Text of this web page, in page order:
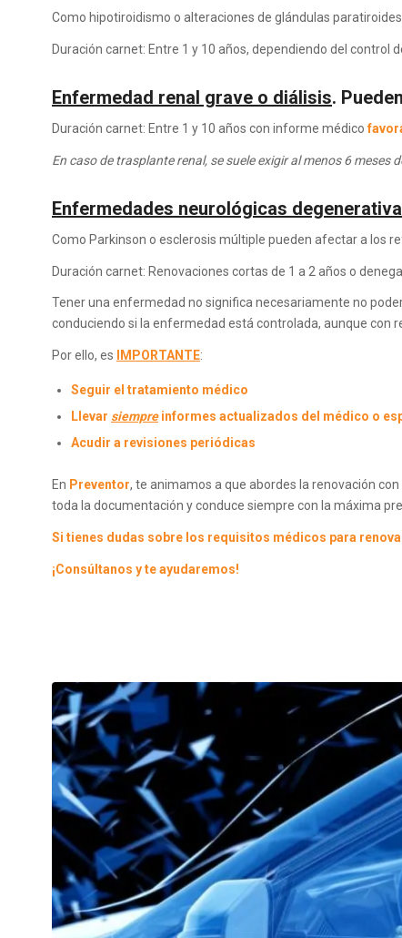
Como hipotiroidismo o alteraciones de glándulas
Duración carnet: Entre 1 y 10 años, dependiendo del control
Enfermedad renal grave o diálisis.
Duración carnet: Entre 1 y 10 años con informe médico
En caso de trasplante renal, se suele exigir al menos 6 meses
Enfermedades neurológicas
Como Parkinson o esclerosis múltiple pueden afectar a los
Duración carnet: Renovaciones cortas de 1 a 2 años o
Tener una enfermedad no significa necesariamente no
conduciendo si la enfermedad está controlada, aunque con
Por ello, es IMPORTANTE:
Seguir el tratamiento médico
Llevar siempreinformes actualizados del médico o
Acudir a revisiones periódicas
En Preventor, te animamos a que abordes la renovación
toda la documentación y conduce siempre con la máxima
Si tienes dudas sobre los requisitos médicos para
¡Consúltanos y te ayudaremos!